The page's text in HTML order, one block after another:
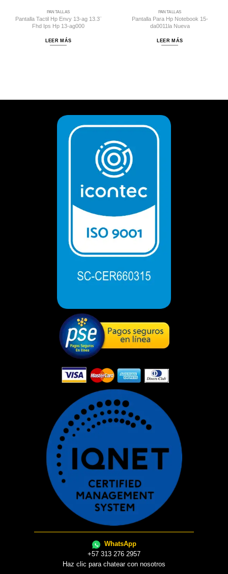
PANTALLAS
Pantalla Tactil Hp Envy 13-ag 13.3¨
Fhd Ips Hp 13-ag000
LEER MÁS
PANTALLAS
Pantalla Para Hp Notebook 15-
da0011la Nueva
LEER MÁS
WhatsApp
+57 313 276 2957
Haz clic para chatear con nosotros